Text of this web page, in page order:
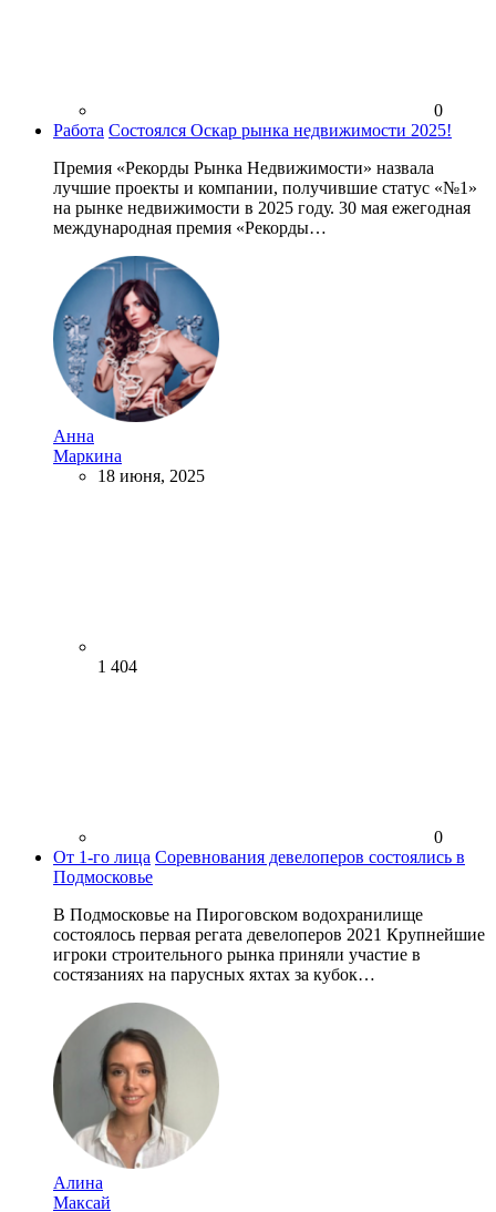
0
Работа Состоялся Оскар рынка недвижимости 2025!
Премия «Рекорды Рынка Недвижимости» назвала
лучшие проекты и компании, получившие статус «№1»
на рынке недвижимости в 2025 году. 30 мая ежегодная
международная премия «Рекорды…
Анна
Маркина
18 июня, 2025
1 404
0
От 1-го лица Соревнования девелоперов состоялись в
Подмосковье
В Подмосковье на Пироговском водохранилище
состоялось первая регата девелоперов 2021 Крупнейшие
игроки строительного рынка приняли участие в
состязаниях на парусных яхтах за кубок…
Алина
Максай